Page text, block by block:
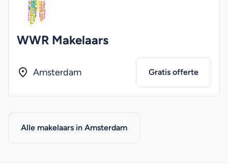
WWR Makelaars
Amsterdam Gratis offerte
Alle makelaars in Amsterdam